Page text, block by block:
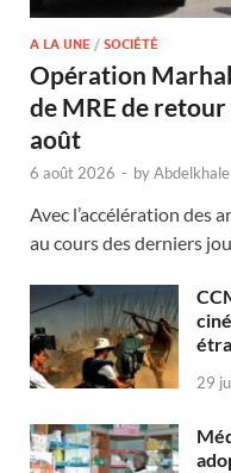
A LA UNE / SOCIÉTÉ
Opération
de MRE de retour
août
6 août 2026 - by
Avec l’accélération des
au cours des derniers
29